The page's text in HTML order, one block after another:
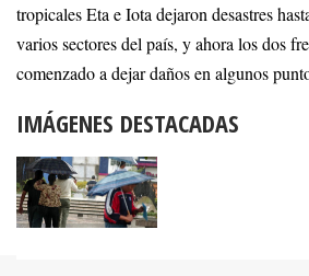
tropicales Eta e Iota dejaron desastres
varios sectores del país, y ahora los dos
comenzado a dejar daños en algunos
IMÁGENES DESTACADAS